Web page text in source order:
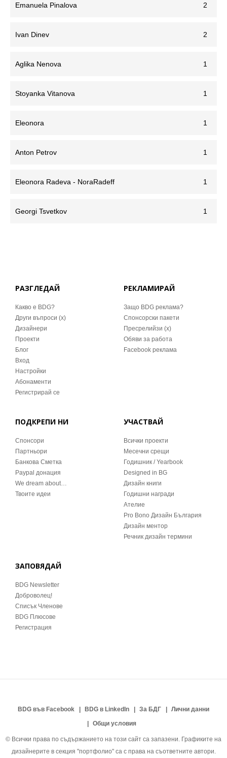
Emanuela Pinalova 2
Ivan Dinev 2
Aglika Nenova 1
Stoyanka Vitanova 1
Eleonora 1
Anton Petrov 1
Eleonora Radeva - NoraRadeff 1
Georgi Tsvetkov 1
РАЗГЛЕДАЙ
Какво е BDG?
Други въпроси (x)
Дизайнери
Проекти
Блог
Вход
Настройки
Абонаменти
Регистрирай се
РЕКЛАМИРАЙ
Защо BDG реклама?
Спонсорски пакети
Пресрелийзи (x)
Обяви за работа
Facebook реклама
ПОДКРЕПИ НИ
Спонсори
Партньори
Банкова Сметка
Paypal донация
We dream about…
Твоите идеи
УЧАСТВАЙ
Всички проекти
Месечни срещи
Годишник / Yearbook
Designed in BG
Дизайн книги
Годишни награди
Ателие
Pro Bono Дизайн България
Дизайн ментор
Речник дизайн термини
ЗАПОВЯДАЙ
BDG Newsletter
Доброволец!
Списък Членове
BDG Плюсове
Регистрация
BDG във Facebook BDG в LinkedIn За БДГ
Лични данни
Общи условия
© Всички права по съдържанието на този сайт са запазени. Графиките на
дизайнерите в секция "портфолио" са с права на съответните автори.